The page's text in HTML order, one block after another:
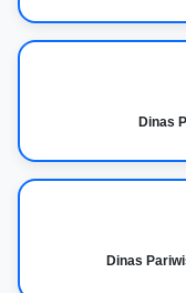
Dinas
Dinas